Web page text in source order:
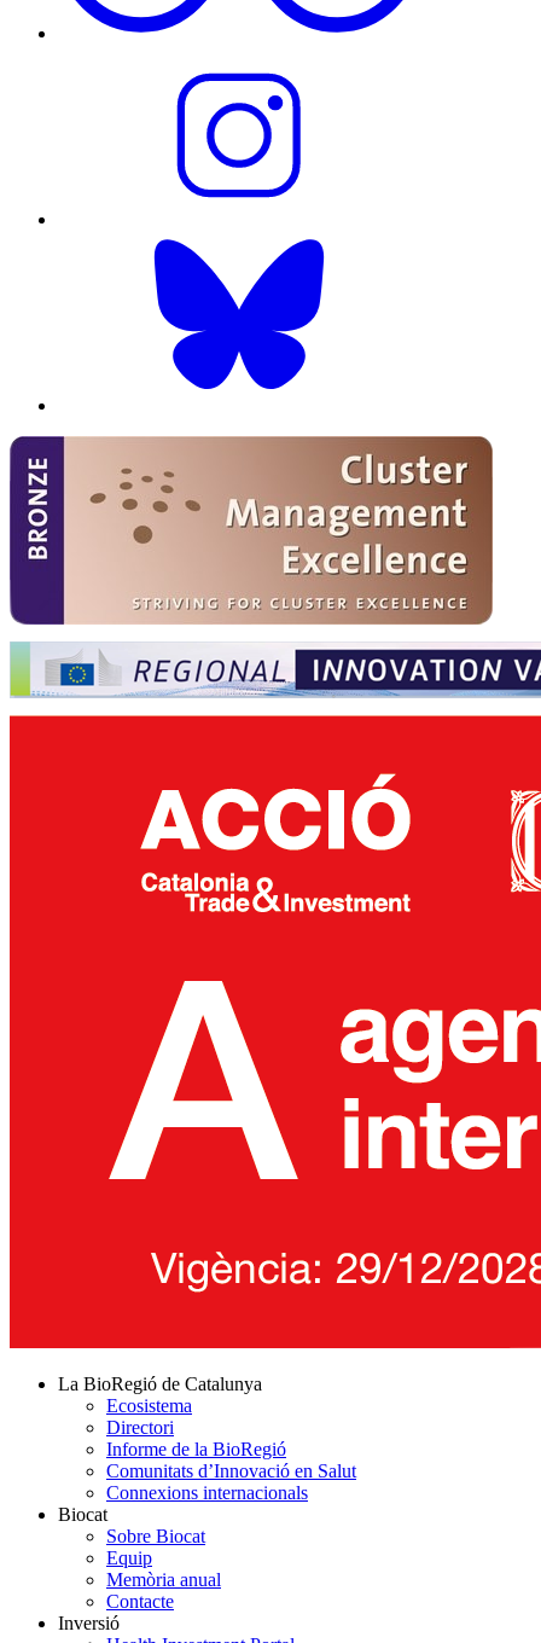
La BioRegió de Catalunya
Ecosistema
Directori
Informe de la BioRegió
Comunitats d’Innovació en Salut
Connexions internacionals
Biocat
Sobre Biocat
Equip
Memòria anual
Contacte
Inversió